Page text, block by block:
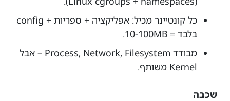
כל קונטיינר מכיל: אפליקציה + ספריות + config
בלבד = 10-100MB.
מבודד Process, Network, Filesystem – אבל
Kernel משותף.
שכבה